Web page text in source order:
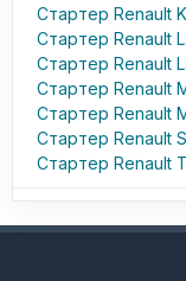
Стартер Renault
Стартер Renault
Стартер Renault
Стартер Renault
Стартер Renault
Стартер Renault
Стартер Renault